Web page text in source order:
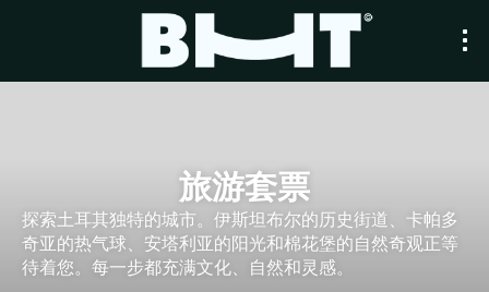
旅游套票
探索土耳其独特的城市。伊斯坦布尔的历史街道、卡帕多
奇亚的热气球、安塔利亚的阳光和棉花堡的自然奇观正等
待着您。每一步都充满文化、自然和灵感。